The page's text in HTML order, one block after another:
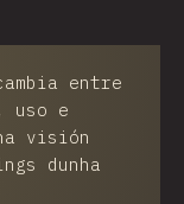
entre
uso e
visión
dunha